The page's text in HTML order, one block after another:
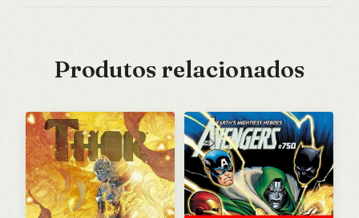
Produtos relacionados